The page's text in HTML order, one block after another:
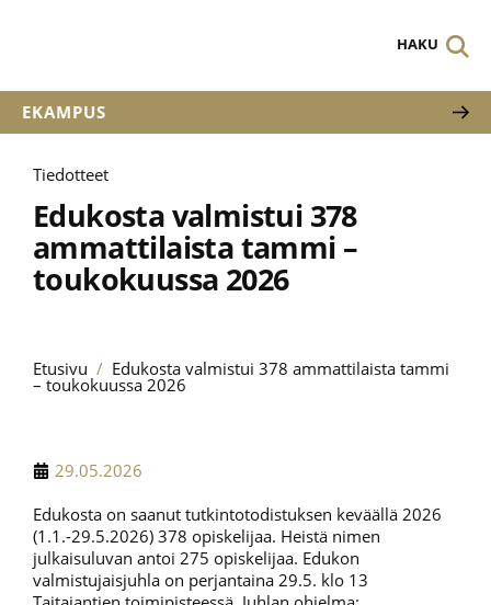
HAKU
EKAMPUS
Tiedotteet
Edukosta valmistui 378
ammattilaista tammi –
toukokuussa 2026
Etusivu / Edukosta valmistui 378 ammattilaista tammi
– toukokuussa 2026
29.05.2026
Edukosta on saanut tutkintotodistuksen keväällä 2026
(1.1.-29.5.2026) 378 opiskelijaa. Heistä nimen
julkaisuluvan antoi 275 opiskelijaa. Edukon
valmistujaisjuhla on perjantaina 29.5. klo 13